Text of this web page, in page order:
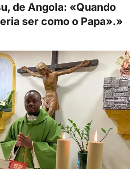
de Angola: «Quando
ser como o Papa».»